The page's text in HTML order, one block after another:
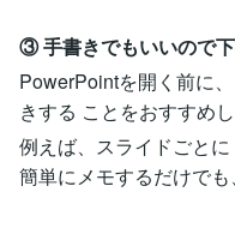
③ 手書きでもいいので
PowerPointを開く前に
きする ことをおすすめし
例えば、スライドごと
簡単にメモするだけでも